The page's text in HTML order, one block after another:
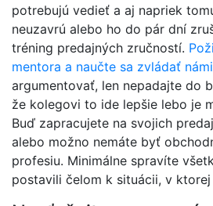
potrebujú vedieť a aj napriek
neuzavrú alebo ho do pár dní
tréning predajných zručností.
mentora a naučte sa zvládať
argumentovať, len nepadajte do
že kolegovi to ide lepšie lebo je
Buď zapracujete na svojich
alebo možno nemáte byť
profesiu. Minimálne spravíte
postavili čelom k situácii, v